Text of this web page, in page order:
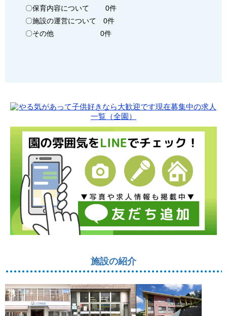
〇保育内容について 0件
〇施設の運営について 0件
〇その他 0件
施設の紹介